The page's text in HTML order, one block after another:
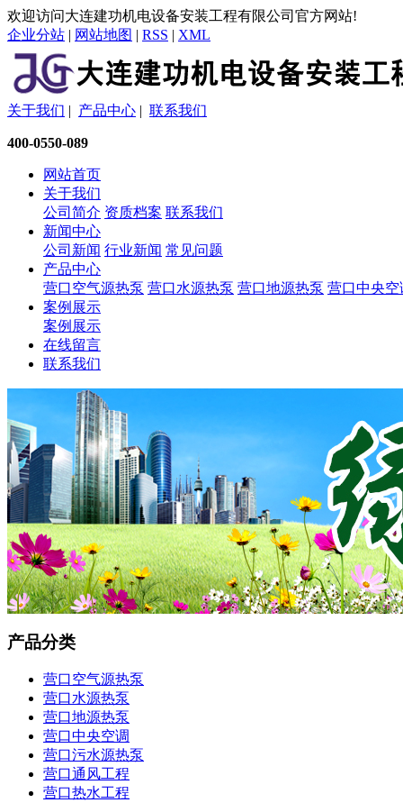
欢迎访问大连建功机电设备安装工程有限公司官方网站!
企业分站 | 网站地图 | RSS | XML
关于我们 | 产品中心 | 联系我们
400-0550-089
网站首页
关于我们
公司简介 资质档案 联系我们
新闻中心
公司新闻 行业新闻 常见问题
产品中心
营口空气源热泵 营口水源热泵 营口地源热泵 营口中央空
案例展示
案例展示
在线留言
联系我们
产品分类
营口空气源热泵
营口水源热泵
营口地源热泵
营口中央空调
营口污水源热泵
营口通风工程
营口热水工程